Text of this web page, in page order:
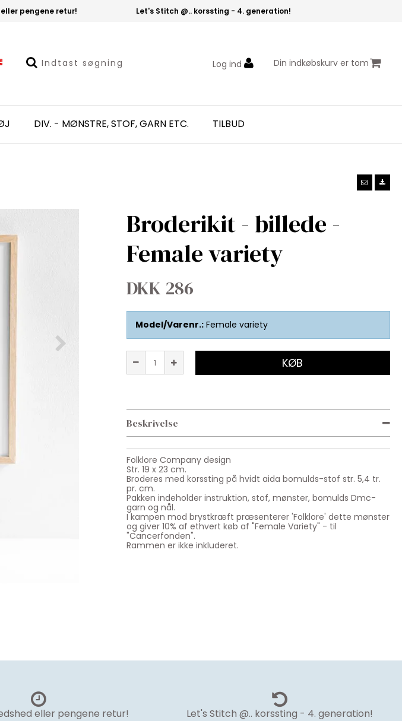
pengene retur! Let's Stitch @.. korssting - 4. generation!
Log ind Din indkøbskurv er tom
DIV. - MØNSTRE, STOF, GARN ETC. TILBUD
Broderikit - billede -
Female variety
DKK 286
Model/Varenr.: Female variety
KØB
Beskrivelse
Folklore Company design
Str. 19 x 23 cm.
Broderes med korssting på hvidt aida bomulds-stof str. 5,4 tr.
pr. cm.
Pakken indeholder instruktion, stof, mønster, bomulds Dmc-
garn og nål.
I kampen mod brystkræft præsenterer 'Folklore' dette mønster
og giver 10% af ethvert køb af "Female Variety" - til
"Cancerfonden".
Rammen er ikke inkluderet.
eller pengene retur! Let's Stitch @.. korssting - 4. generation!